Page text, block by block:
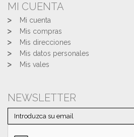
MI CUENTA
Mi cuenta
Mis compras
Mis direcciones
Mis datos personales
Mis vales
NEWSLETTER